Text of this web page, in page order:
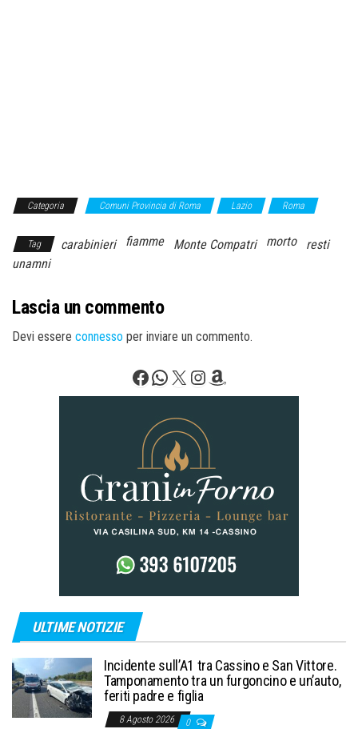
Categoria Comuni Provincia di Roma Lazio Roma
Tag carabinieri fiamme Monte Compatri morto
resti
unamni
Lascia un commento
Devi essere connesso per inviare un commento.
Facebook
WhatsApp
X Instagram
Amazon
ULTIME NOTIZIE
Incidente sull’A1 tra Cassino e San Vittore.
Tamponamento tra un furgoncino e un’auto,
feriti padre e figlia
8 Agosto 2026 0